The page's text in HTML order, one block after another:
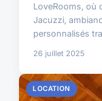
LoveRooms, où
Jacuzzi,
personnalisés
26 juillet 2025
LOCATION